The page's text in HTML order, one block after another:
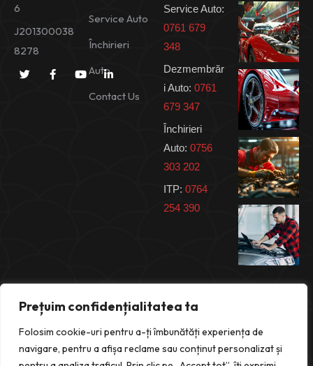
Prețuim confidențialitatea ta
Folosim cookie-uri pentru a-ți îmbunătăți experiența de
navigare, pentru a afișa reclame sau conținut personalizat și
6
J201300038
8278
Service Auto
Închirieri
Auto
Contact Us
Service Auto:
0761 679
348
Dezmembrăr
i Auto: 0761
679 347
Închirieri
Auto: 0756
303 202
ITP: 0764
254 390